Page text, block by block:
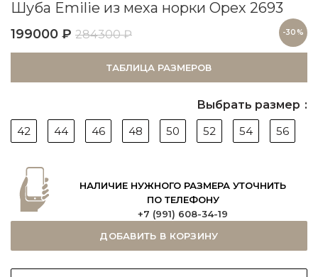
Шуба Emilie из меха норки Орех 2693
199000 ₽ 284300₽ -30%
ТАБЛИЦА РАЗМЕРОВ
Выбрать размер
42
44 46 48 50 52 54 56
НАЛИЧИЕ НУЖНОГО РАЗМЕРА УТОЧНИТЬ
ПО ТЕЛЕФОНУ
+7 (991) 608-34-19
ДОБАВИТЬ В КОРЗИНУ